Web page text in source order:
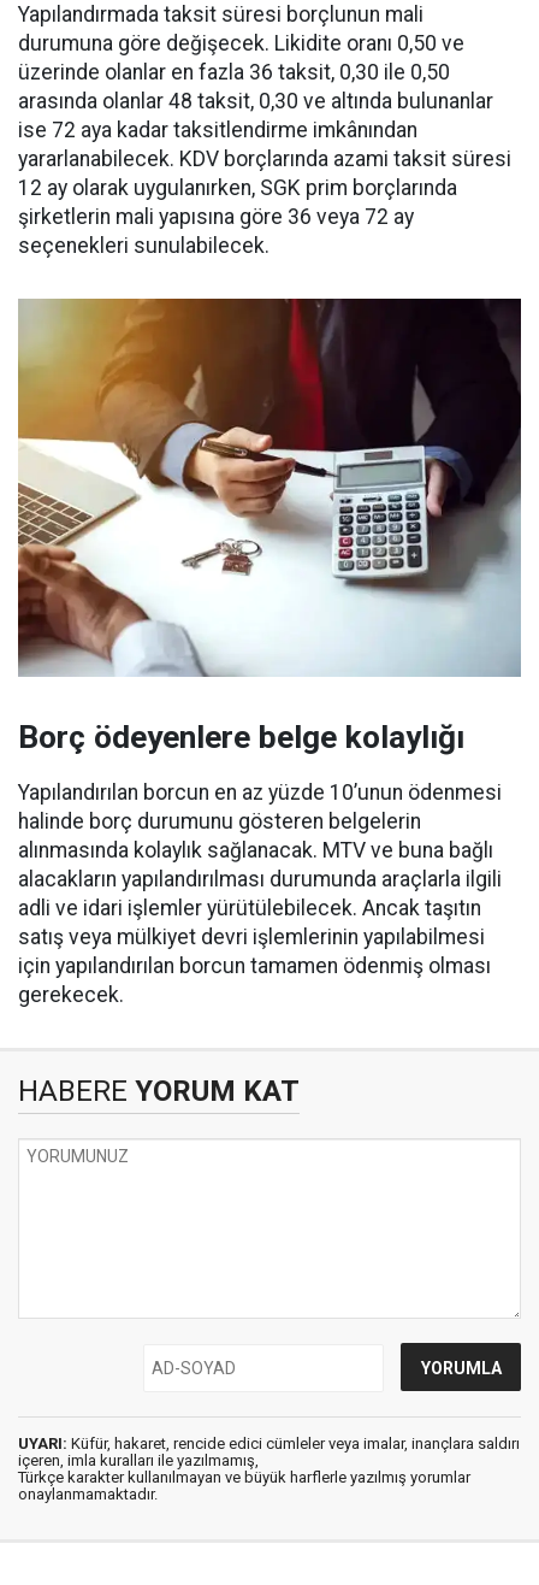
Yapılandırmada taksit süresi borçlunun mali
durumuna göre değişecek. Likidite oranı 0,50 ve
üzerinde olanlar en fazla 36 taksit, 0,30 ile 0,50
arasında olanlar 48 taksit, 0,30 ve altında bulunanlar
ise 72 aya kadar taksitlendirme imkânından
yararlanabilecek. KDV borçlarında azami taksit süresi
12 ay olarak uygulanırken, SGK prim borçlarında
şirketlerin mali yapısına göre 36 veya 72 ay
seçenekleri sunulabilecek.
Borç ödeyenlere belge kolaylığı
Yapılandırılan borcun en az yüzde 10’unun ödenmesi
halinde borç durumunu gösteren belgelerin
alınmasında kolaylık sağlanacak. MTV ve buna bağlı
alacakların yapılandırılması durumunda araçlarla ilgili
adli ve idari işlemler yürütülebilecek. Ancak taşıtın
satış veya mülkiyet devri işlemlerinin yapılabilmesi
için yapılandırılan borcun tamamen ödenmiş olması
gerekecek.
HABERE YORUM KAT
UYARI: Küfür, hakaret, rencide edici cümleler veya imalar, inançlara saldırı
içeren, imla kuralları ile yazılmamış,
Türkçe karakter kullanılmayan ve büyük harflerle yazılmış yorumlar
onaylanmamaktadır.